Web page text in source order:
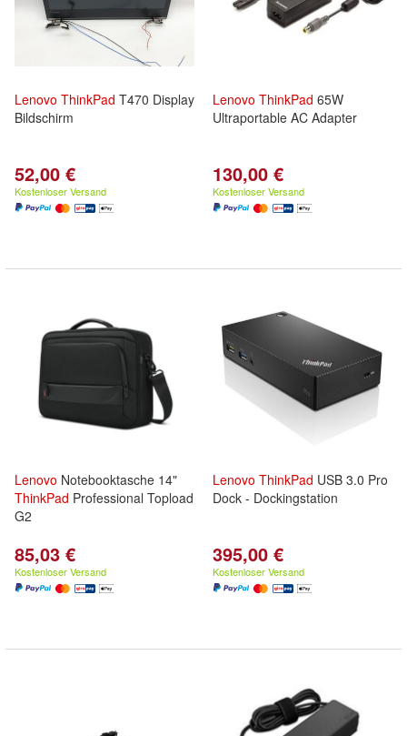
Lenovo ThinkPad T470 Display
Bildschirm
52,00 €
Kostenloser Versand
Lenovo ThinkPad 65W
Ultraportable AC Adapter
130,00 €
Kostenloser Versand
Lenovo Notebooktasche 14"
ThinkPad Professional Topload
G2
85,03 €
Kostenloser Versand
Lenovo ThinkPad USB 3.0 Pro
Dock - Dockingstation
395,00 €
Kostenloser Versand